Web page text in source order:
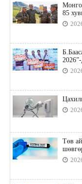
85
Төв